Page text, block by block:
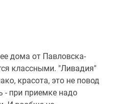
дома от Павловска-
классными. "Ливадия"
красота, это не повод
- при приемке надо